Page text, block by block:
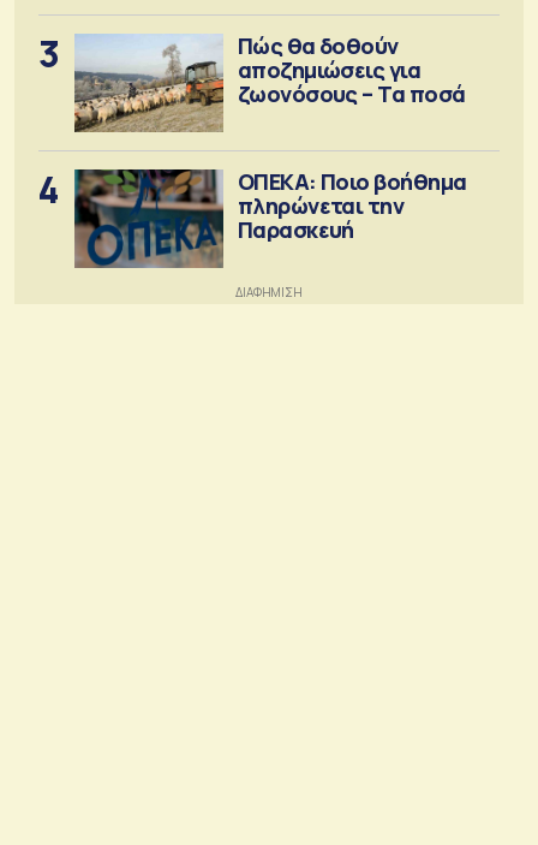
3
Πώς θα δοθούν
αποζημιώσεις για
ζωονόσους – Τα ποσά
4
ΟΠΕΚΑ: Ποιο βοήθημα
πληρώνεται την
Παρασκευή